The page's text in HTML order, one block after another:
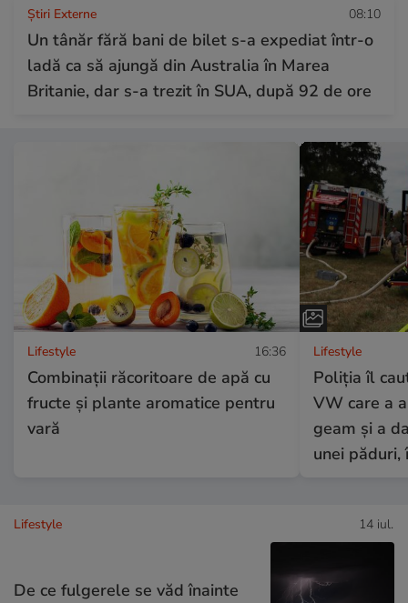
Știri Externe 08:10
Un tânăr fără bani de bilet s-a expediat într-o
ladă ca să ajungă din Australia în Marea
Britanie, dar s-a trezit în SUA, după 92 de ore
Lifestyle 16:36
Combinaţii răcoritoare de apă cu
fructe şi plante aromatice pentru
vară
Lifestyle
Poliția îl
VW care a
geam și a
unei păduri,
Lifestyle 14 iul.
De ce fulgerele se văd înainte